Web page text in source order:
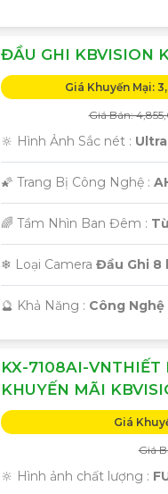
ĐẦU GHI KBVISION
Giá Khuyến Mại:
Giá Bán:
🔆 Hình Ảnh Sắc nét :
🌠 Trang Bị Công Nghệ :
🌈 Tầm Nhìn Ban Đêm :
❄ Loại Camera Đầu Ghi 8
️🔮 Khả Năng : Công Nghệ
KX-7108AI-
KHUYẾN MÃI
Giá
Giá
🔆 Hình ảnh chất lượng :